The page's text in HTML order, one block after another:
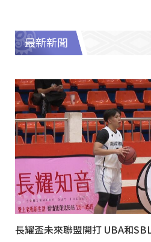
最新新聞
長耀盃未來聯盟開打 UBA和